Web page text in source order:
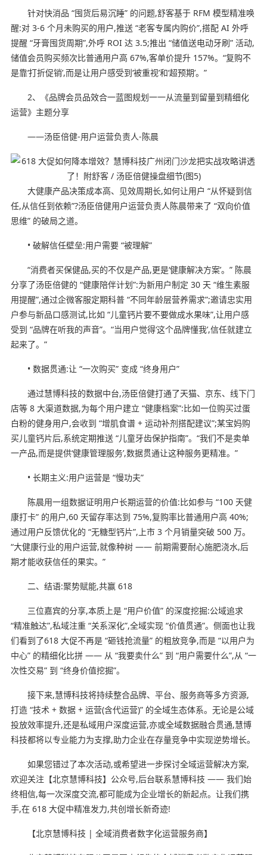
针对快消品 “囤货后易沉睡” 的问题,舒客基于 RFM 模型精准唤
醒:对 3-6 个月未购买的用户,推送 “老客专属内购价”,搭配 AI 外呼
提醒 “牙膏囤货周期”,外呼 ROI 达 3.5;推出 “储值送电动牙刷” 活动,
储值会员购买频次比普通用户高 67%,客单价提升 157%。“复购不
是靠‘打折促销’,而是让用户感受到‘被重视’和‘超预期’。”
2、《品牌会员品效合一蓝图规划一一从流量到留量到精细化
运营》主题分享
——汤臣倍健-用户运营负责人-陈晨
大健康产品决策成本高、见效周期长,如何让用户 “从怀疑到信
任,从信任到依赖”?汤臣倍健用户运营负责人陈晨带来了 “双向价值
思维” 的破局之道。
• 破解信任壁垒:用户需要 “被理解”
“消费者买保健品,买的不仅是产品,更是‘健康解决方案’。” 陈晨
分享了汤臣倍健的 “健康陪伴计划”:为新用户制定 30 天 “维生素服
用提醒”,通过企微客服定期科普 “不同年龄层营养需求”;邀请忠实用
户参与新品口感测试,比如 “儿童钙片要不要做成水果味”,让用户感
受到 “品牌在听我的声音”。“当用户觉得‘这个品牌懂我’,信任就建立
起来了。”
• 数据贯通:让 “一次购买” 变成 “终身用户”
通过慧博科技的数据中台,汤臣倍健打通了天猫、京东、线下门
店等 8 大渠道数据,为每个用户建立 “健康档案”:比如一位购买过蛋
白粉的健身用户,会收到 “增肌食谱 + 运动补剂搭配建议”;某宝妈购
买儿童钙片后,系统定期推送 “儿童牙齿保护指南”。“我们不是卖单
一产品,而是提供‘健康管理服务’,数据贯通让这种服务更精准。”
• 长期主义:用户运营是 “慢功夫”
陈晨用一组数据证明用户长期运营的价值:比如参与 “100 天健
康打卡” 的用户,60 天留存率达到 75%,复购率比普通用户高 40%;
通过用户反馈优化的 “无糖型钙片”,上市 3 个月销量突破 500 万。
“大健康行业的用户运营,就像种树 —— 前期需要耐心施肥浇水,后
期才能收获信任的果实。”
二、结语:聚势赋能,共赢 618
三位嘉宾的分享,本质上是 “用户价值” 的深度挖掘:公域追求
“精准触达”,私域注重 “关系深化”,全域实现 “价值贯通”。侧面也让我
们看到了618 大促不再是 “砸钱抢流量” 的粗放竞争,而是 “以用户为
中心” 的精细化比拼 —— 从 “我要卖什么” 到 “用户需要什么”,从 “一
次性交易” 到 “终身价值挖掘”。
接下来,慧博科技将持续整合品牌、平台、服务商等多方资源,
打造 “技术 + 数据 + 运营(含代运营)” 的全域生态体系。无论是公域
投放效率提升,还是私域用户深度运营,亦或全域数据融合贯通,慧博
科技都将以专业能力为支撑,助力企业在存量竞争中实现逆势增长。
如果您错过了本次活动,或希望进一步探讨全域运营解决方案,
欢迎关注【北京慧博科技】公众号,后台联系慧博科技 —— 我们始
终相信,每一次深度交流,都可能成为企业增长的新起点。让我们携
手,在 618 大促中精准发力,共创增长新奇迹!
【北京慧博科技 | 全域消费者数字化运营服务商】